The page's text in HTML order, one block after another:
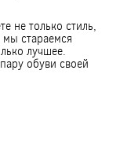
не только стиль,
стараемся
лучшее.
обуви своей